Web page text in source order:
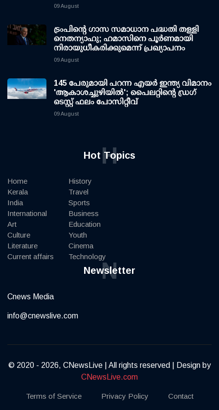
09 August
ട്രംപിന്റെ ഗാസ സമാധാന പദ്ധതി തള്ളി
നെതന്യാഹു; ഹമാസിനെ പൂര്‍ണമായി
നിരായുധീകരിക്കുമെന്ന് പ്രഖ്യാപനം
09 August
145 പേരുമായി പറന്ന എയര്‍ ഇന്ത്യ വിമാനം
'ആകാശച്ചുഴിയില്‍'; പൈലറ്റിന്റെ ഡ്രഗ്
ടെസ്റ്റ് ഫലം പോസിറ്റീവ്
09 August
Hot Topics
H
Home
Kerala
India
International
Art
Culture
Literature
Current affairs
History
Travel
Sports
Business
Education
Youth
Cinema
Technology
Newsletter
N
Cnews Media
info@cnewslive.com
© 2020 - 2026, CNewsLive | All rights reserved | Design by
CNewsLive.com
Terms of Service Privacy Policy Contact